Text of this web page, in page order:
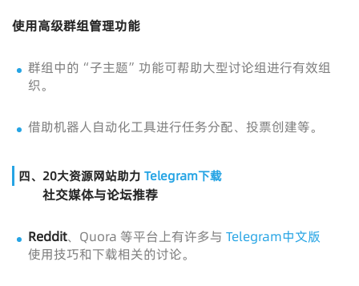
使用高级群组管理功能
群组中的“子主题”功能可帮助大型讨论组进行有效组
织。
借助机器人自动化工具进行任务分配、投票创建等。
四、20大资源网站助力 Telegram下载
社交媒体与论坛推荐
Reddit、Quora 等平台上有许多与 Telegram中文版
使用技巧和下载相关的讨论。